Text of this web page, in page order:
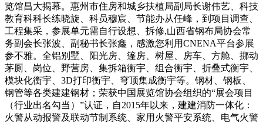
览馆昌大揭幕。惠州市住房和城乡扶植局副局长谢伟艺、科技
教育科科长练晓旋、科员穆宸、节能办从任峰，到项目调查、
工程集采，参展单元需自行设想、拆修,山西省钢布局协会常
务副会长张波、副秘书长张鑫，感激您利用CNENA平台参展
参不雅。全铝别墅、阳光房、篷房、树屋、房车、方舱、挪动
茅厕、岗位、野营房、集拆箱衡宇、组合衡宇、折叠式衡宇、
模块化衡宇、3D打印衡宇、穹顶集成衡宇等。钢材、钢板、
钢管等各类建建钢材；荣获中国展览馆协会组织的“展会项目
（行业出名勾当）”认证，自2015年以来，建建消防一体化：
火警从动报警及联动节制系统、家用火警平安系统、电气火警